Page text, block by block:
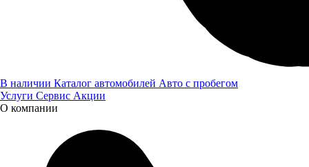
В наличии Каталог автомобилей Авто с пробегом
Услуги Сервис Акции
О компании